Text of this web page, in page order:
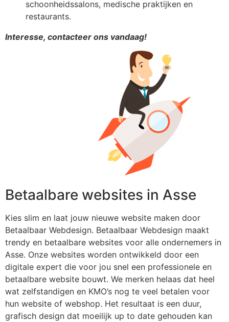
schoonheidssalons, medische praktijken en
restaurants.
Interesse, contacteer ons vandaag!
Betaalbare websites in Asse
Kies slim en laat jouw nieuwe website maken door
Betaalbaar Webdesign. Betaalbaar Webdesign maakt
trendy en betaalbare websites voor alle ondernemers in
Asse. Onze websites worden ontwikkeld door een
digitale expert die voor jou snel een professionele en
betaalbare website bouwt. We merken helaas dat heel
wat zelfstandigen en KMO’s nog te veel betalen voor
hun website of webshop. Het resultaat is een duur,
grafisch design dat moeilijk up to date gehouden kan